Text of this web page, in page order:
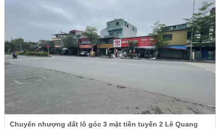
Chuyển nhượng đất lô góc 3 mặt tiền tuyến 2 Lê Quang